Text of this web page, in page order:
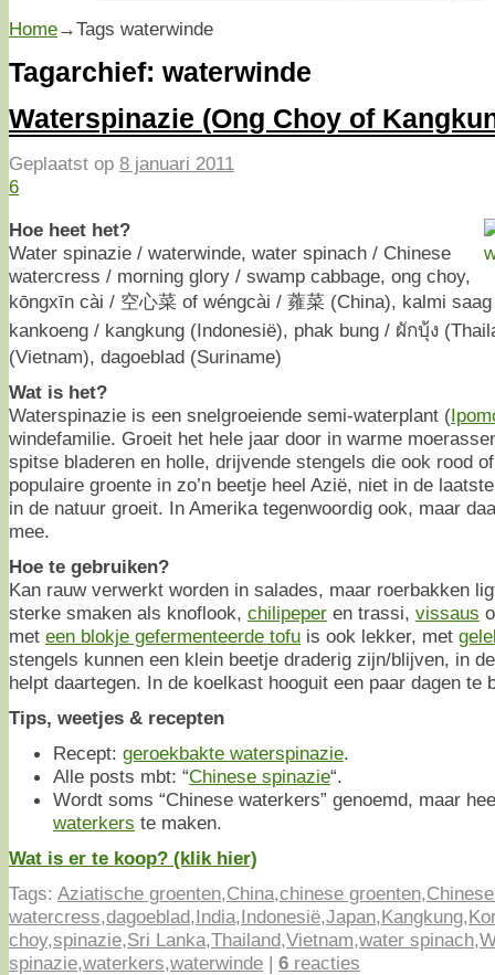
Home→Tags waterwinde
Tagarchief: waterwinde
Waterspinazie (Ong Choy of
Geplaatst op 8 januari 2011
6
Hoe heet het?
Water spinazie / waterwinde, water spinach / Chinese
watercress / morning glory / swamp cabbage, ong choy,
kōngxīn cài / 空心菜 of wéngcài / 蕹菜 (China), kalmi
kankoeng / kangkung (Indonesië), phak bung / ผักบุ้ง
(Vietnam), dagoeblad (Suriname)
Wat is het?
Waterspinazie is een snelgroeiende semi-waterplant (
windefamilie. Groeit het hele jaar door in warme
spitse bladeren en holle, drijvende stengels die ook rood
populaire groente in zo’n beetje heel Azië, niet in de
in de natuur groeit. In Amerika tegenwoordig ook, maar
mee.
Hoe te gebruiken?
Kan rauw verwerkt worden in salades, maar roerbakken
sterke smaken als knoflook, chilipeper en trassi, vissaus
met een blokje gefermenteerde tofu is ook lekker, met
stengels kunnen een klein beetje draderig zijn/blijven, in
helpt daartegen. In de koelkast hooguit een paar dagen te
Tips, weetjes & recepten
Recept: geroekbakte waterspinazie.
Alle posts mbt: “Chinese spinazie“.
Wordt soms “Chinese waterkers” genoemd, maar
waterkers te maken.
Wat is er te koop? (klik hier)
Tags: Aziatische groenten,China,chinese groenten,
watercress,dagoeblad,India,Indonesië,Japan,Kangkung,
choy,spinazie,Sri Lanka,Thailand,Vietnam,water spinach,
spinazie,waterkers,waterwinde | 6 reacties